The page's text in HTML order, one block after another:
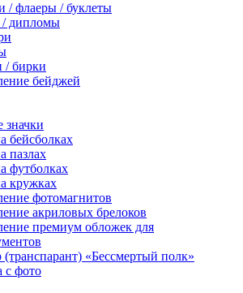
/ флаеры / буклеты
/ дипломы
/ бирки
бейджей
значки
бейсболках
пазлах
футболках
кружках
фотомагнитов
акриловых брелоков
премиум обложек для
«Бессмертый полк»
с фото